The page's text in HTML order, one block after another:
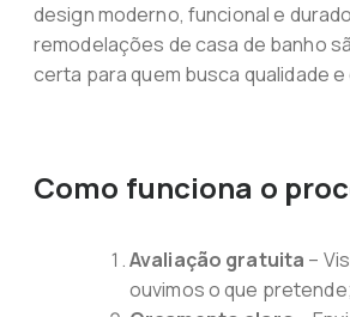
design moderno, funcional e
remodelações de casa de banho
certa para quem busca qualidade
Como funciona o
Avaliação gratuita –
ouvimos o que pretende;